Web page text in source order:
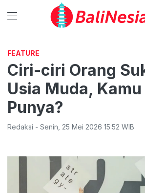
FEATURE
Ciri-ciri Orang
Usia Muda,
Punya?
Redaksi - Senin 25 Mei 2026 15:52 WIB